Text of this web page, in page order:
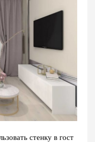
стенку в гост